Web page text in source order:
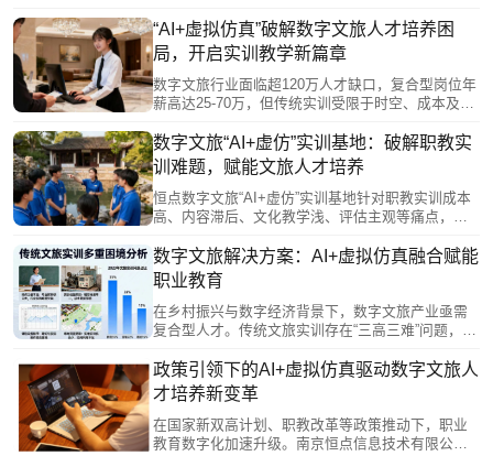
实融合的实训平台。该方案利用VR/AR、零代码工
具和AI技术，支持师生快速生成教学资源，自主设
计虚拟场景与互动内容，有效破解传统教学场景受
限、资源滞后等瓶颈，助力培养符合行业需求的复
合型人才。
“AI+虚拟仿真”破解数字文旅人才培养困
局，开启实训教学新篇章
数字文旅行业面临超120万人才缺口，复合型岗位年
薪高达25-70万，但传统实训受限于时空、成本及安
点推出的“AI+虚拟仿真”实训基地通过VR/AR等技
术，打破时空限制，模拟景区运营、产品设计和应
急处置，实现“任务导向+角色扮演”的沉浸式学习，
推动学生从服务岗位向数字化运营、产品创新等核
心能力跃升，精准对接行业高薪紧缺岗位需求。
数字文旅“AI+虚仿”实训基地：破解职教实
训难题，赋能文旅人才培养
恒点数字文旅“AI+虚仿”实训基地针对职教实训成本
高、内容滞后、文化教学浅、评估主观等痛点，集
它打破时空限制，提供全产业链实操场景，通过情
境模拟、角色扮演等方式提升学生岗位适配能力，
并利用智能平台实现数据驱动的精准教学评估。该
方案推动教学资源普惠化与技能实训实战化，有效
赋能复合型文旅人才培养，深化产教融合。
数字文旅解决方案：AI+虚拟仿真融合赋能
职业教育
在乡村振兴与数字经济背景下，数字文旅产业亟需
复合型人才。传统文旅实训存在“三高三难”问题，制
案，通过高精度三维建模、零代码创作工具等技
术，构建覆盖资源数字化、内容创作及管理的虚实
融合实训平台。该方案支持学生参与智慧景区、文
化遗产复原等项目，推动产教深度融合，为新双高
计划下的职业教育高质量发展提供可复制路径。
政策引领下的AI+虚拟仿真驱动数字文旅人
才培养新变革
在国家新双高计划、职教改革等政策推动下，职业
教育数字化加速升级。南京恒点信息技术有限公司